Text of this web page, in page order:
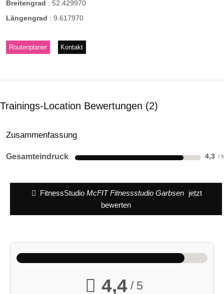
Breitengrad : 52.429970
Längengrad : 9.617970
Routenplaner Kontakt
Trainings-Location Bewertungen 2
Zusammenfassung
Gesamteindruck 4,3
FitnessStudioMcFIT Fitnessstudio Garbsen jetzt
bewerten
4,4/ 5